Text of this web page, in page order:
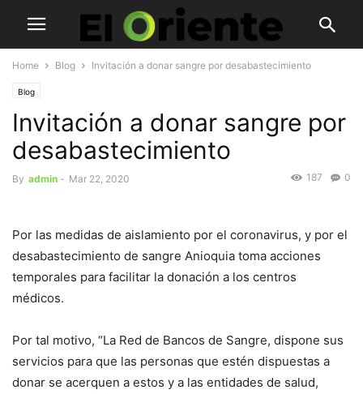
Home Blog Invitación a donar sangre por desabastecimiento
Blog
Invitación a donar sangre por
desabastecimiento
By admin - Mar 22, 2020 0
187
Por las medidas de aislamiento por el coronavirus, y por el
desabastecimiento de sangre Anioquia toma acciones
temporales para facilitar la donación a los centros
médicos.
Por tal motivo, “La Red de Bancos de Sangre, dispone sus
servicios para que las personas que estén dispuestas a
donar se acerquen a estos y a las entidades de salud,